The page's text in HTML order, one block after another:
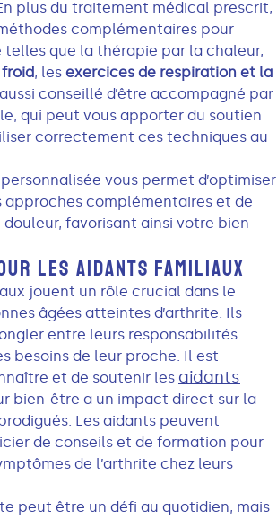
plus du traitement médical prescrit,
complémentaires pour
telles que la thérapie par la chaleur,
, les exercices de respiration et la
conseillé d’être accompagné par
qui peut vous apporter du soutien
correctement ces techniques au
vous permet d’optimiser
approches complémentaires et de
favorisant ainsi votre bien-
LES AIDANTS FAMILIAUX
jouent un rôle crucial dans le
âgées atteintes d’arthrite. Ils
entre leurs responsabilités
besoins de leur proche. Il est
et de soutenir les aidants
bien-être a un impact direct sur la
Les aidants peuvent
de conseils et de formation pour
de l’arthrite chez leurs
peut être un défi au quotidien, mais